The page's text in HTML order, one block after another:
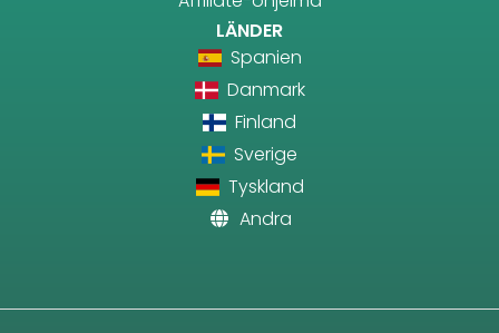
LÄNDER
Spanien
Danmark
Finland
Sverige
Tyskland
Andra